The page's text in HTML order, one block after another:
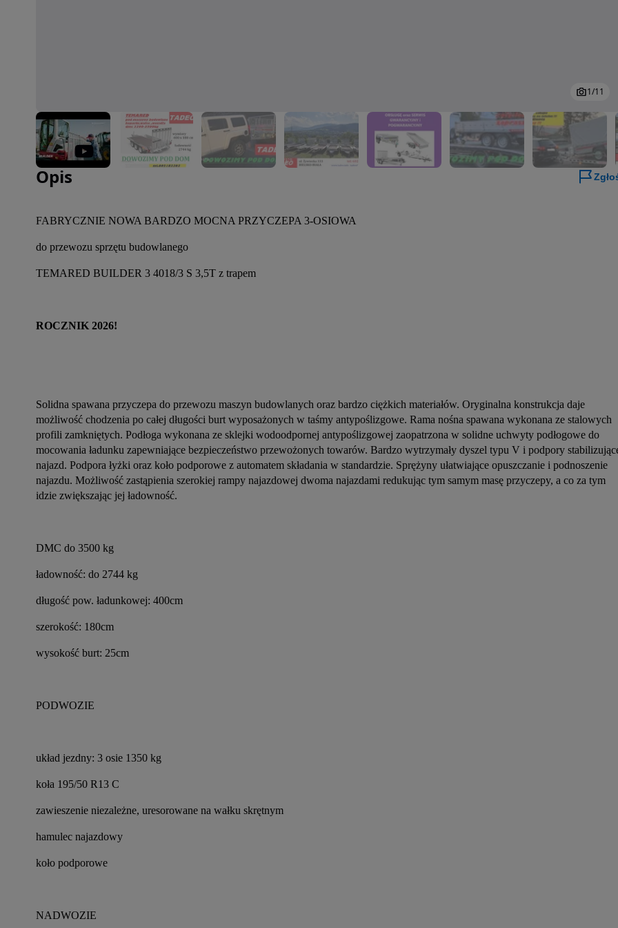
Zdjęcie 1 z 11
1/11
Opis
FABRYCZNIE NOWA BARDZO MOCNA PRZYCZEPA 3-OSIOWA
do przewozu sprzętu budowlanego
TEMARED BUILDER 3 4018/3 S 3,5T z trapem
ROCZNIK 2026!
Solidna spawana przyczepa do przewozu maszyn budowlanych oraz bardzo ciężkich materiałów. Oryginalna konstrukcja daje
możliwość chodzenia po całej długości burt wyposażonych w taśmy antypoślizgowe. Rama nośna spawana wykonana ze stalowych
profili zamkniętych. Podłoga wykonana ze sklejki wodoodpornej antypoślizgowej zaopatrzona w solidne uchwyty podłogowe do
mocowania ładunku zapewniające bezpieczeństwo przewożonych towarów. Bardzo wytrzymały dyszel typu V i podpory
najazd. Podpora łyżki oraz koło podporowe z automatem składania w standardzie. Sprężyny ułatwiające opuszczanie i podnoszenie
najazdu. Możliwość zastąpienia szerokiej rampy najazdowej dwoma najazdami redukując tym samym masę przyczepy, a co za tym
idzie zwiększając jej ładowność.
DMC do 3500 kg
ładowność: do 2744 kg
długość pow. ładunkowej: 400cm
szerokość: 180cm
wysokość burt: 25cm
PODWOZIE
układ jezdny: 3 osie 1350 kg
koła 195/50 R13 C
zawieszenie niezależne, uresorowane na wałku skrętnym
hamulec najazdowy
koło podporowe
NADWOZIE